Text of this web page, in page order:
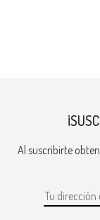
Al suscribirte